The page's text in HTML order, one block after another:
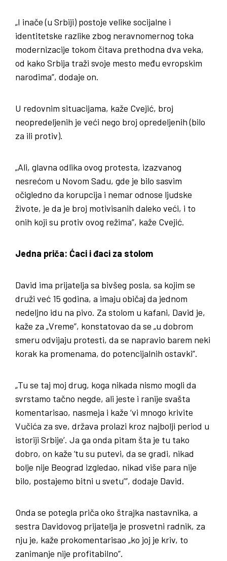
„I inače (u Srbiji) postoje velike socijalne i
identitetske razlike zbog neravnomernog toka
modernizacije tokom čitava prethodna dva veka,
od kako Srbija traži svoje mesto među evropskim
narodima”, dodaje on.
U redovnim situacijama, kaže Cvejić, broj
neopredeljenih je veći nego broj opredeljenih (bilo
za ili protiv).
„Ali, glavna odlika ovog protesta, izazvanog
nesrećom u Novom Sadu, gde je bilo sasvim
očigledno da korupcija i nemar odnose ljudske
živote, je da je broj motivisanih daleko veći, i to
onih koji su protiv ovog režima”, kaže Cvejić.
Jedna priča: Ćaci i đaci za stolom
David ima prijatelja sa bivšeg posla, sa kojim se
druži već 15 godina, a imaju običaj da jednom
nedeljno idu na pivo. Za stolom u kafani, David je,
kaže za „Vreme”, konstatovao da se „u dobrom
smeru odvijaju protesti, da se napravio barem neki
korak ka promenama, do potencijalnih ostavki”.
„Tu se taj moj drug, koga nikada nismo mogli da
svrstamo tačno negde, ali jeste i ranije svašta
komentarisao, nasmeja i kaže ‘vi mnogo krivite
Vučića za sve, država prolazi kroz najbolji period u
istoriji Srbije’. Ja ga onda pitam šta je tu tako
dobro, on kaže ‘tu su putevi, da se gradi, nikad
bolje nije Beograd izgledao, nikad više para nije
bilo, postajemo bitni u svetu’”, dodaje David.
Onda se potegla priča oko štrajka nastavnika, a
sestra Davidovog prijatelja je prosvetni radnik, za
nju je, kaže prokomentarisao „ko joj je kriv, to
zanimanje nije profitabilno”.